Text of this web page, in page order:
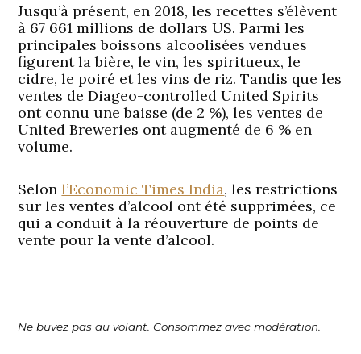
Jusqu’à présent, en 2018, les recettes s’élèvent
à 67 661 millions de dollars US. Parmi les
principales boissons alcoolisées vendues
figurent la bière, le vin, les spiritueux, le
cidre, le poiré et les vins de riz. Tandis que les
ventes de Diageo-controlled United Spirits
ont connu une baisse (de 2 %), les ventes de
United Breweries ont augmenté de 6 % en
volume.
Selonl’Economic Times India, les restrictions
sur les ventes d’alcool ont été supprimées, ce
qui a conduit à la réouverture de points de
vente pour la vente d’alcool.
Ne buvez pas au volant. Consommez avec modération.